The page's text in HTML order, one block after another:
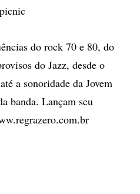
do rock 70 e 80, do
do Jazz, desde o
a sonoridade da Jovem
banda. Lançam seu